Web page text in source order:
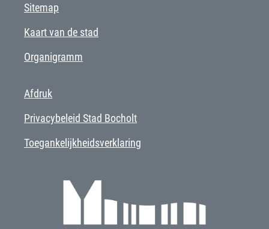
Sitemap
Kaart van de stad
Organigramm
Afdruk
Privacybeleid Stad Bocholt
Toegankelijkheidsverklaring